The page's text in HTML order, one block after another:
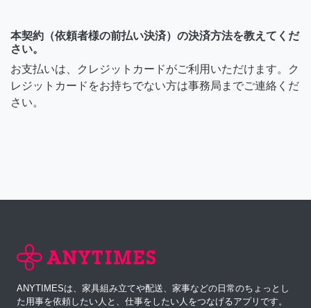
本契約（依頼者様の前払い決済）の決済方法を教えてくだ
さい。
お支払いは、クレジットカードがご利用いただけます。ク
レジットカードをお持ちでない方は事務局までご連絡くだ
さい。
ANYTIMESは、家具組み立てや配送、家事などの日常のちょっとし
た用事を依頼したい人と、仕事をしたい人をつなげるアプリです。